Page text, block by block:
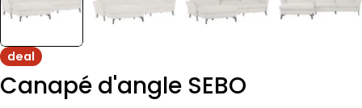
deal
Canapé d'angle SEBO